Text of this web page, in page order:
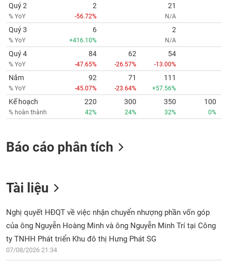
Quý 2
% YoY
2
-56.72%
21
N/A
Quý 3
% YoY
6
+416.10%
2
N/A
Quý 4
% YoY
84
-47.65%
62
-26.57%
54
-13.00%
Năm
% YoY
92
-45.07%
71
-23.64%
111
+57.56%
Kế hoạch
% hoàn thành
220
42%
300
24%
350
32%
100
0%
Báo cáo phân tích
Tài liệu
Nghị quyết HĐQT về việc nhận chuyển nhượng phần vốn góp
của ông Nguyễn Hoàng Minh và ông Nguyễn Minh Trí tại Công
ty TNHH Phát triển Khu đô thị Hưng Phát SG
07/08/2026 21:34